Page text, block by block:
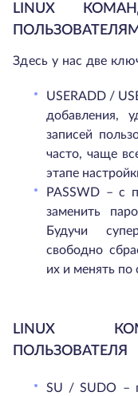
LINUX
Здесь у нас две
USERADD /
добавления,
записей
часто, чаще
этапе
PASSWD – с
заменить
Будучи
свободно
их и менять
LINUX
ПОЛЬЗОВАТЕЛЯ
SU / SUDO –